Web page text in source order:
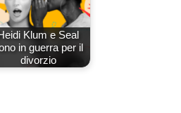
Klum e Seal
in guerra per il
divorzio